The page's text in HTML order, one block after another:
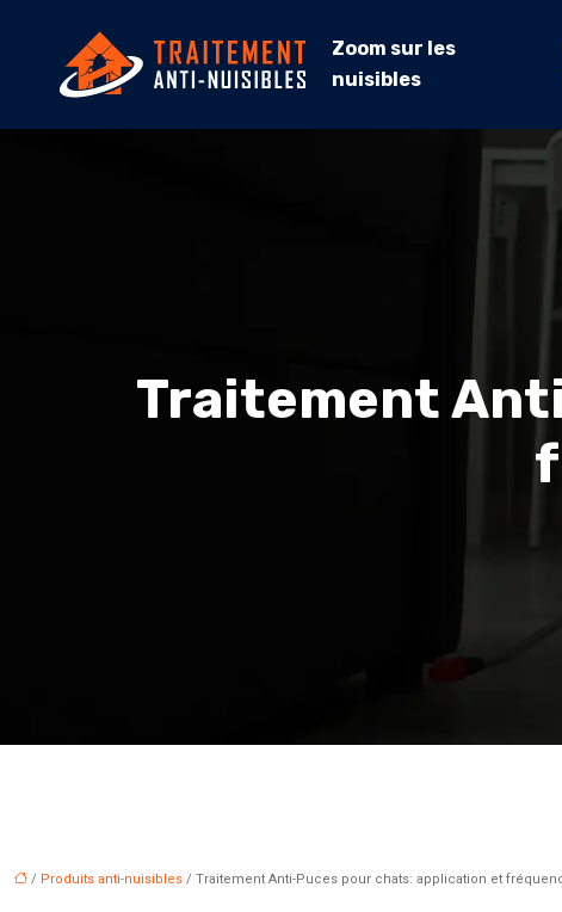
Zoom sur les
nuisibles
Traitement
/ Produits anti-nuisibles / Traitement Anti-Puces pour chats: application et